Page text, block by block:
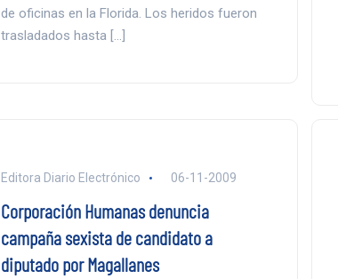
de oficinas en la Florida. Los heridos fueron
trasladados hasta […]
Editora Diario Electrónico 06-11-2009
Corporación Humanas denuncia
campaña sexista de candidato a
diputado por Magallanes